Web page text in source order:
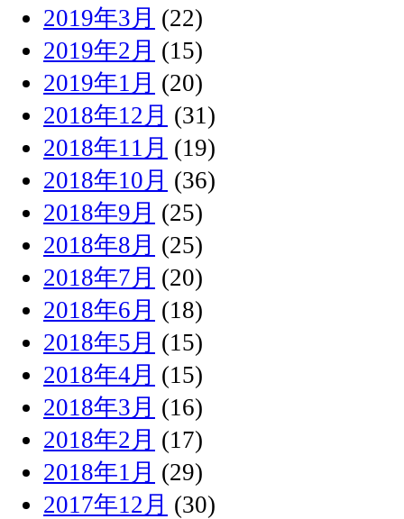
2019年3月 (22)
2019年2月 (15)
2019年1月 (20)
2018年12月 (31)
2018年11月 (19)
2018年10月 (36)
2018年9月 (25)
2018年8月 (25)
2018年7月 (20)
2018年6月 (18)
2018年5月 (15)
2018年4月 (15)
2018年3月 (16)
2018年2月 (17)
2018年1月 (29)
2017年12月 (30)